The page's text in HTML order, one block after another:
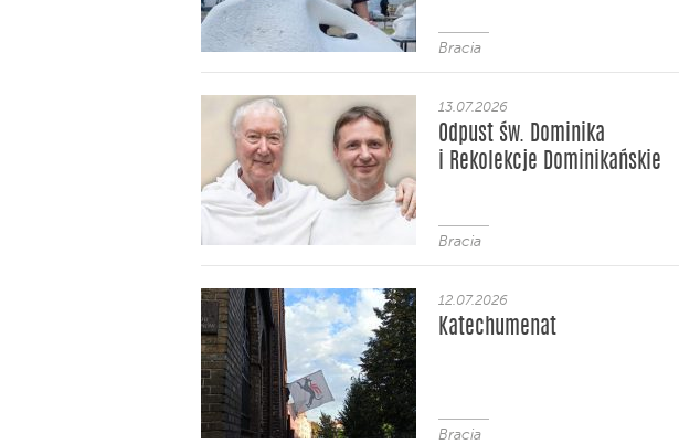
Bracia
13.07.2026
Odpust św. Dominika
i Rekolekcje Dominikańskie
Bracia
12.07.2026
Katechumenat
Bracia